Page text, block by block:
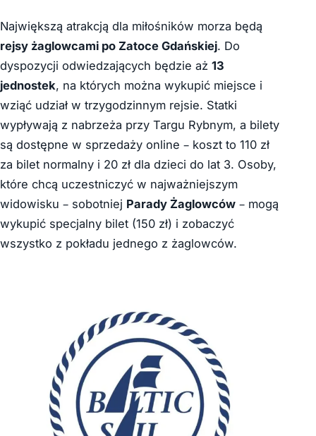
Największą atrakcją dla miłośników morza będą
rejsy żaglowcami po Zatoce Gdańskiej. Do
dyspozycji odwiedzających będzie aż 13
jednostek, na których można wykupić miejsce i
wziąć udział w trzygodzinnym rejsie. Statki
wypływają z nabrzeża przy Targu Rybnym, a bilety
są dostępne w sprzedaży online – koszt to 110 zł
za bilet normalny i 20 zł dla dzieci do lat 3. Osoby,
które chcą uczestniczyć w najważniejszym
widowisku – sobotniej Parady Żaglowców – mogą
wykupić specjalny bilet (150 zł) i zobaczyć
wszystko z pokładu jednego z żaglowców.